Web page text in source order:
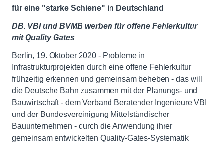
für eine "starke Schiene" in Deutschland
DB, VBI und BVMB werben für offene Fehlerkultur
mit Quality Gates
Berlin, 19. Oktober 2020 - Probleme in
Infrastrukturprojekten durch eine offene Fehlerkultur
frühzeitig erkennen und gemeinsam beheben - das will
die Deutsche Bahn zusammen mit der Planungs- und
Bauwirtschaft - dem Verband Beratender Ingenieure VBI
und der Bundesvereinigung Mittelständischer
Bauunternehmen - durch die Anwendung ihrer
gemeinsam entwickelten Quality-Gates-Systematik